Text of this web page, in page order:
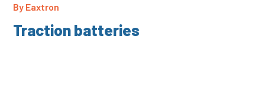
By Eaxtron
Traction batteries